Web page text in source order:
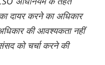
दायर करने का अधिकार
की आवश्यकता नहीं
को चर्चा करने की